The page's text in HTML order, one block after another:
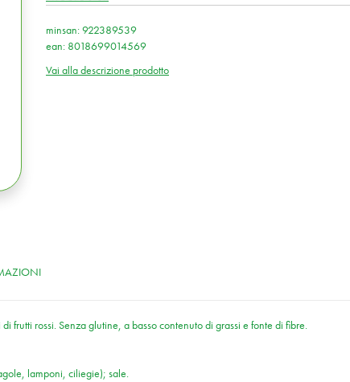
minsan: 922389539
ean: 8018699014569
Vai alla descrizione prodotto
frutti rossi. Senza glutine, a basso contenuto di grassi e fonte di fibre.
lamponi, ciliegie); sale.